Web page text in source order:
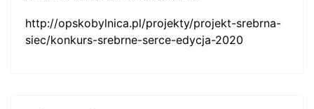
http://opskobylnica.pl/projekty/projekt-srebrna-
siec/konkurs-srebrne-serce-edycja-2020